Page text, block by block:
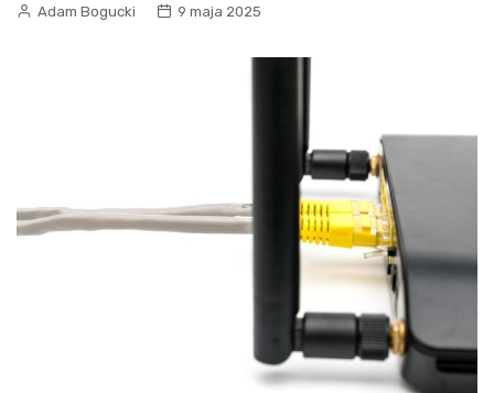
Adam Bogucki 9 maja 2025